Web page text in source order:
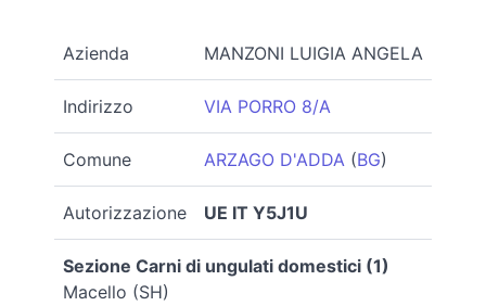
Azienda MANZONI LUIGIA ANGELA
Indirizzo VIA PORRO 8/A
Comune ARZAGO D'ADDA (BG)
Autorizzazione UE IT Y5J1U
Sezione Carni di ungulati domestici (1)
Macello (SH)